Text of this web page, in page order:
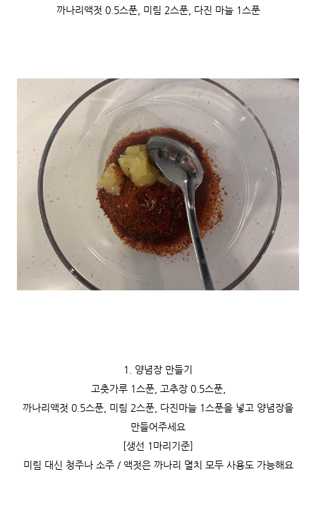
까나리액젓 0.5스푼, 미림 2스푼, 다진 마늘 1스푼
1. 양념장 만들기
고춧가루 1스푼, 고추장 0.5스푼,
까나리액젓 0.5스푼, 미림 2스푼, 다진마늘 1스푼을 넣고 양념장을
만들어주세요
[생선 1마리기준]
미림 대신 청주나 소주 / 액젓은 까나리 멸치 모두 사용도 가능해요